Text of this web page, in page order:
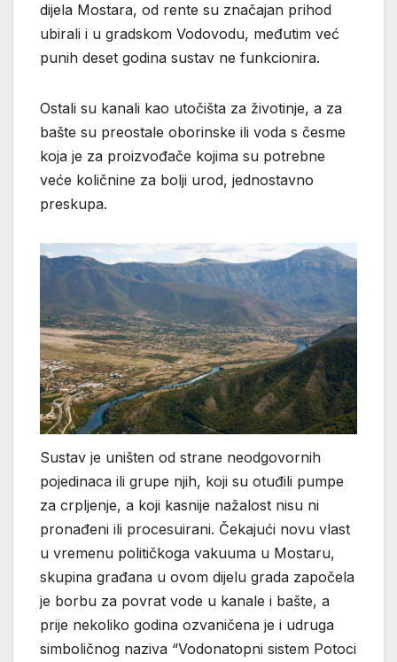
dijela Mostara, od rente su značajan prihod
ubirali i u gradskom Vodovodu, međutim već
punih deset godina sustav ne funkcionira.
Ostali su kanali kao utočišta za životinje, a za
bašte su preostale oborinske ili voda s česme
koja je za proizvođače kojima su potrebne
veće količnine za bolji urod, jednostavno
preskupa.
Sustav je uništen od strane neodgovornih
pojedinaca ili grupe njih, koji su otuđili pumpe
za crpljenje, a koji kasnije nažalost nisu ni
pronađeni ili procesuirani. Čekajući novu vlast
u vremenu političkoga vakuuma u Mostaru,
skupina građana u ovom dijelu grada započela
je borbu za povrat vode u kanale i bašte, a
prije nekoliko godina ozvaničena je i udruga
simboličnog naziva “Vodonatopni sistem Potoci